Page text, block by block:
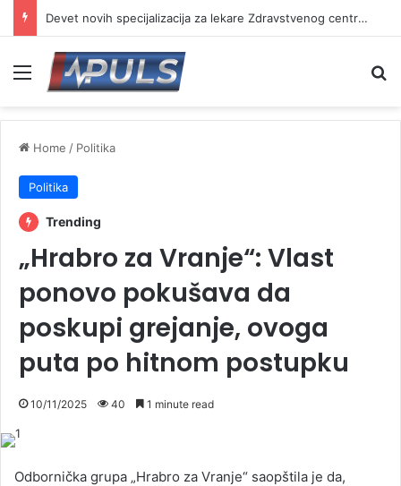
Devet novih specijalizacija za lekare Zdravstvenog centra Vranje
Menu
Home / Politika
Politika
Trending
„Hrabro za Vranje“: Vlast
ponovo pokušava da
poskupi grejanje, ovoga
puta po hitnom postupku
10/11/2025 40 1 minute read
Odbornička grupa „Hrabro za Vranje“ saopštila je da,